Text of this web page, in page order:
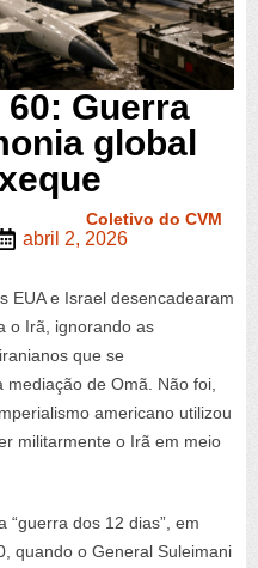
Guerra
global
Coletivo do CVM
abril 2, 2026
EUA e Israel desencadearam
o Irã, ignorando as
que se
de Omã. Não foi,
americano utilizou
militarmente o Irã em meio
“guerra dos 12 dias”, em
quando o General Suleimani